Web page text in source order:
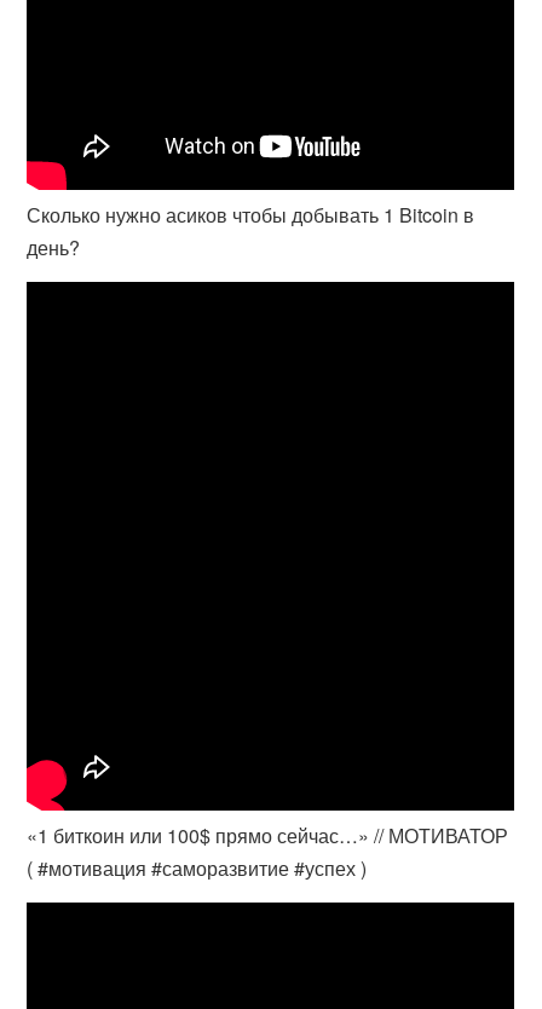
Сколько нужно асиков чтобы добывать 1 Bitcoin в
день?
«1 биткоин или 100$ прямо сейчас…» // МОТИВАТОР
( #мотивация #саморазвитие #успех )